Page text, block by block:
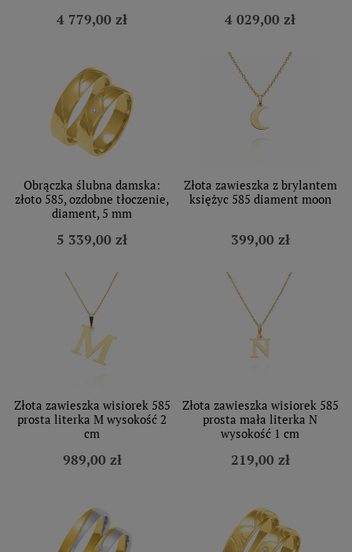
4 779,00 zł 4 029,00 zł
Obrączka ślubna damska:
złoto 585, ozdobne tłoczenie,
diament, 5 mm
5 339,00 zł
Złota zawieszka z brylantem
księżyc 585 diament moon
399,00 zł
Złota zawieszka wisiorek 585
prosta literka M wysokość 2
cm
989,00 zł
Złota zawieszka wisiorek 585
prosta mała literka N
wysokość 1 cm
219,00 zł